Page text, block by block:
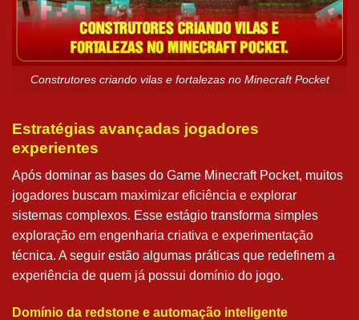
Construtores criando vilas e fortalezas no Minecraft Pocket
Estratégias avançadas jogadores
experientes
Após dominar as bases do Game Minecraft Pocket, muitos
jogadores buscam maximizar eficiência e explorar
sistemas complexos. Esse estágio transforma simples
exploração em engenharia criativa e experimentação
técnica. A seguir estão algumas práticas que redefinem a
experiência de quem já possui domínio do jogo.
Domínio da redstone e automação inteligente